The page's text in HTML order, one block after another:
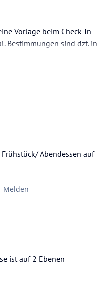
Vorlage beim Check-In
Bestimmungen sind dzt. in
Abendessen auf
Melden
ist auf 2 Ebenen